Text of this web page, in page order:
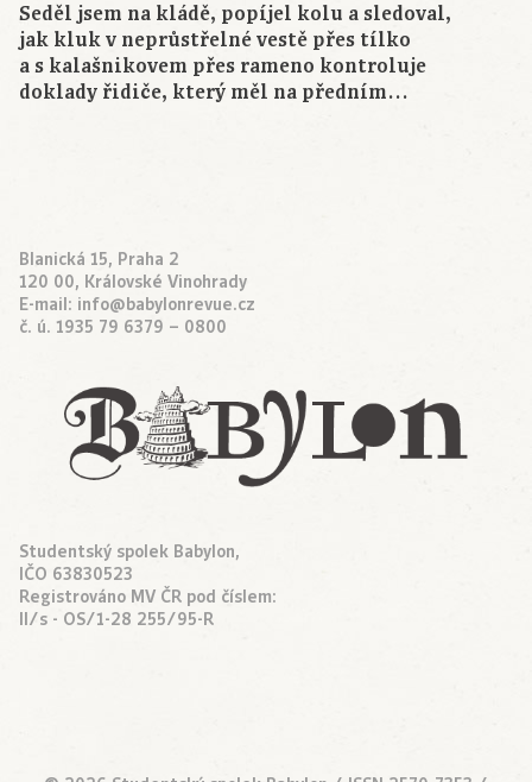
Seděl jsem na kládě, popíjel kolu a sledoval,
jak kluk v neprůstřelné vestě přes tílko
a s kalašnikovem přes rameno kontroluje
doklady řidiče, který měl na předním…
Blanická 15, Praha 2
120 00, Královské Vinohrady
E-mail: info@babylonrevue.cz
č. ú. 1935 79 6379 – 0800
Studentský spolek Babylon,
IČO 63830523
Registrováno MV ČR pod číslem:
II/s - OS/1-28 255/95-R